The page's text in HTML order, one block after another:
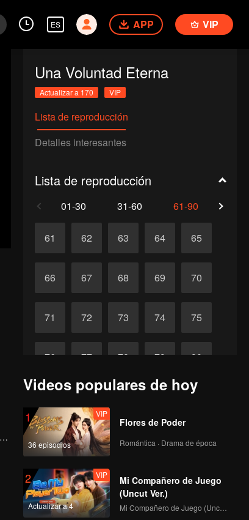
ES APP VIP
Una Voluntad Eterna
Actualizar a 170 VIP
Lista de reproducción
Detalles interesantes
Lista de reproducción
01-30 31-60 61-90
61 62 63 64 65
66 67 68 69 70
71 72 73 74 75
76 77 78 79 80
85
86 87
Videos populares de hoy
1
36 episodios
VIP
Flores de Poder
Romántica · Drama de época
2
Actualizar a 4
VIP
Mi Compañero de Juego
(Uncut Ver.)
Mi Compañero de Juego (Uncut Ver.)